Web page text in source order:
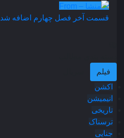
قسمت آخر فصل چهارم اضافه شد
فیلم
اکشن
انیمیشن
تاریخی
ترسناک
جنایی